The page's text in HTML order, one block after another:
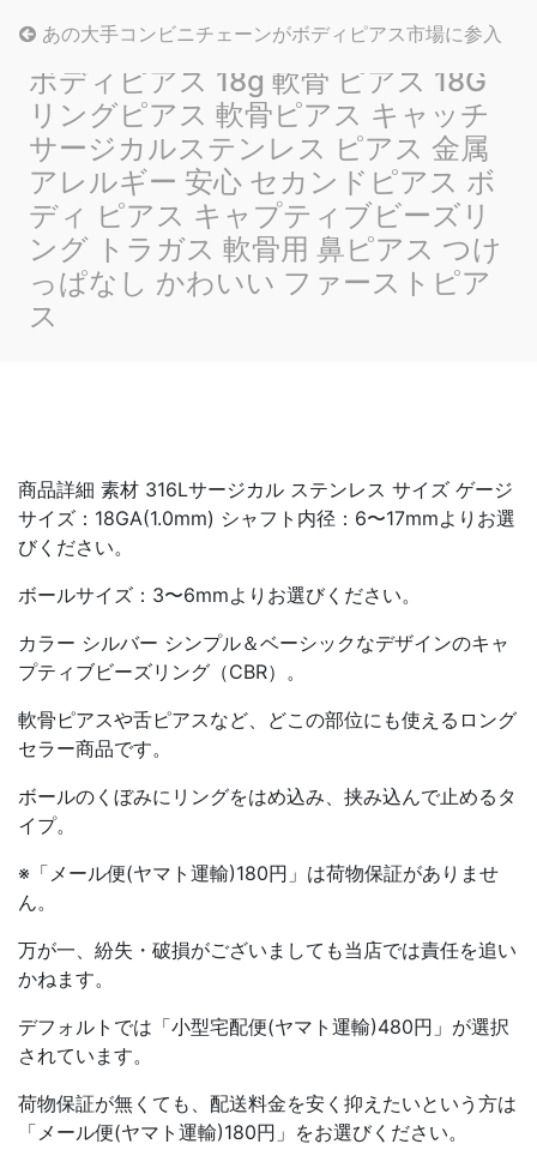
あの大手コンビニチェーンがボディピアス市場に参入
ボディピアス 18g 軟骨 ピアス 18G
リングピアス 軟骨ピアス キャッチ
サージカルステンレス ピアス 金属
アレルギー 安心 セカンドピアス ボ
ディ ピアス キャプティブビーズリ
ング トラガス 軟骨用 鼻ピアス つけ
っぱなし かわいい ファーストピア
ス
商品詳細 素材 316Lサージカル ステンレス サイズ ゲージ
サイズ：18GA(1.0mm) シャフト内径：6〜17mmよりお選
びください。
ボールサイズ：3〜6mmよりお選びください。
カラー シルバー シンプル＆ベーシックなデザインのキャ
プティブビーズリング（CBR）。
軟骨ピアスや舌ピアスなど、どこの部位にも使えるロング
セラー商品です。
ボールのくぼみにリングをはめ込み、挟み込んで止めるタ
イプ。
※「メール便(ヤマト運輸)180円」は荷物保証がありませ
ん。
万が一、紛失・破損がございましても当店では責任を追い
かねます。
デフォルトでは「小型宅配便(ヤマト運輸)480円」が選択
されています。
荷物保証が無くても、配送料金を安く抑えたいという方は
「メール便(ヤマト運輸)180円」をお選びください。